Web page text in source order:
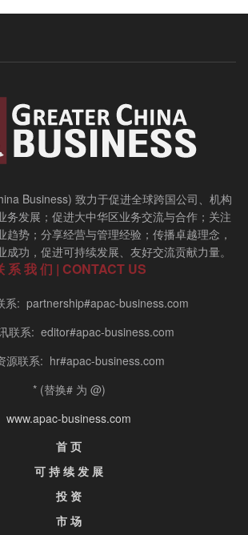
Business) 致力于促进全球跨国公司、机构
务发展；促进大中华区业务交流与合作；关注
趋势；分享经营与管理经验；传播卓越理念，
成功，促进可持续发展、友好交流贡献力量。
系 我 们 | CONTACT US
系: partnership#apac-business.com
联系: editor#apac-business.com
源联系: hr#apac-business.com
* (替换# 为 @)
www.apac-business.com
首 页
可 持 续 发 展
投 资
市 场